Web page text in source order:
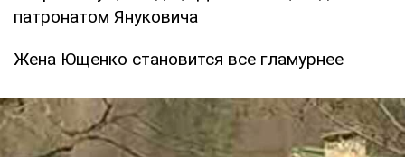
патронатом Януковича
Жена Ющенко становится все гламурнее